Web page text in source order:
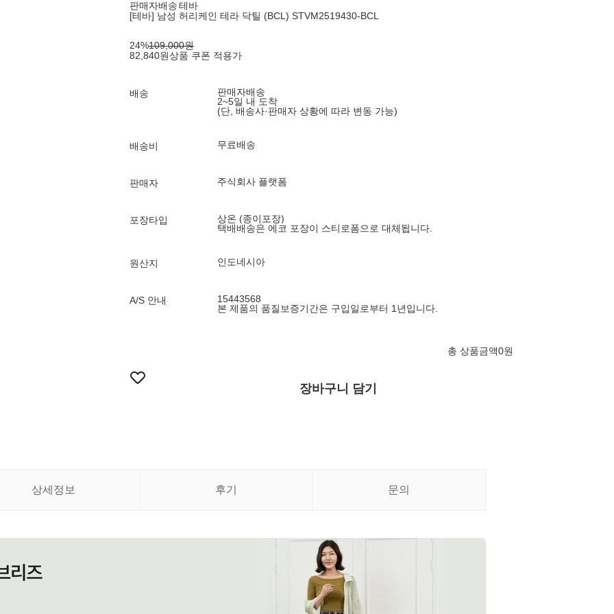
판매자배송테바
[테바] 남성 허리케인 테라 닥틸 (BCL) STVM2519430-BCL
24%109,000원
82,840원상품 쿠폰 적용가
배송
판매자배송
2~5일 내 도착
(단, 배송사·판매자 상황에 따라 변동 가능)
배송비 무료배송
판매자 주식회사 플랫폼
포장타입
상온 (종이포장)
택배배송은 에코 포장이 스티로폼으로 대체됩니다.
원산지 인도네시아
A/S 안내
15443568
본 제품의 품질보증기간은 구입일로부터 1년입니다.
총 상품금액0원
장바구니 담기
상세정보 후기 문의